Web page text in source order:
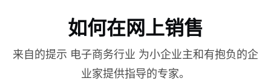
如何在网上销售
来自的提示 电子商务行业 为小企业主和有抱负的企
业家提供指导的专家。